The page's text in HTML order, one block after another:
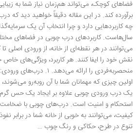
فضاهای کوچک، می‌تواند هم‌زمان نیاز شما به
برآورده کند. در این مقاله دقیقاً خواهید دید
چه کاربردهایی دارد و چرا انتخاب آن یک
سال‌هاست. کاربردهای درب چوبی در فضاهای
می‌توانند در هر نقطه‌ای از خانه، از ورودی اصلی
نقش خود را ایفا کنند. هر کاربرد، ویژگی‌های خاص
منحصربه‌فردی را ارائه
اولین چیزی که مهمانان شما با آن روبه‌رو
یک درب ورودی چوبی علاوه بر ایجاد یک حس گرم
استحکام و امنیت است. درب‌های چوبی با
کیفیت، می‌توانند به خوبی از خانه شما در برابر
تنوع در طرح، حکاکی و رنگ چوب …